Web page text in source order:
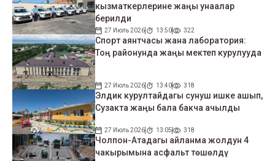
кызматкерлерине жаңы унаалар
берилди
27 Июль 2026 13:50 322
Спорт аянтчасы жана лаборатория:
Тоң районунда жаңы мектеп курулууда
27 Июль 2026 13:40 318
Элдик курултайдагы сунуш ишке ашып,
Сузакта жаңы бала бакча ачылды
27 Июль 2026 13:05 318
Чолпон-Атадагы айланма жолдун 4
чакырымына асфальт төшөлдү